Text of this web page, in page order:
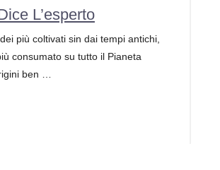
L’esperto
più coltivati sin dai tempi antichi,
consumato su tutto il Pianeta
ben …